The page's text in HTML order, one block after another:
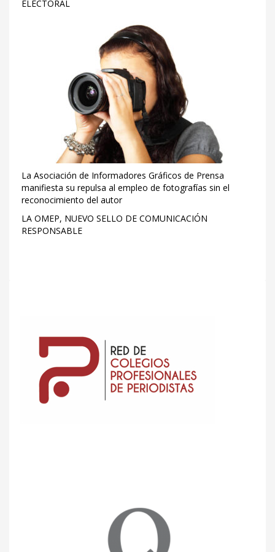
ELECTORAL
La Asociación de Informadores Gráficos de Prensa
manifiesta su repulsa al empleo de fotografías sin el
reconocimiento del autor
LA OMEP, NUEVO SELLO DE COMUNICACIÓN
RESPONSABLE